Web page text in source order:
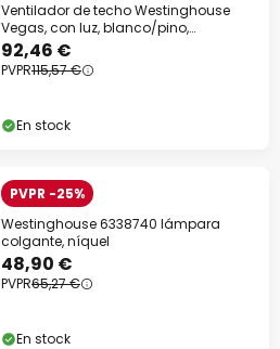
Ventilador de techo Westinghouse
Vegas, con luz, blanco/pino,
silencioso
92,46 €
PVPR115,57 €
En stock
PVPR -25%
Westinghouse 6338740 lámpara
colgante, níquel
48,90 €
PVPR65,27 €
En stock